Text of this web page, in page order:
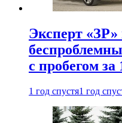
Эксперт «ЗР»
с пробегом
1 год спустя1 год